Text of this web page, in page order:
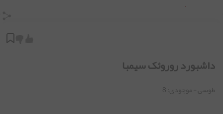
داشبورد روروئک سیمبا
طوسی - موجودی: 8